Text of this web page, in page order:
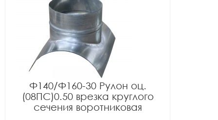
Ф140/Ф160-30 Рулон оц.
(08ПС)0.50 врезка круглого
сечения воротниковая